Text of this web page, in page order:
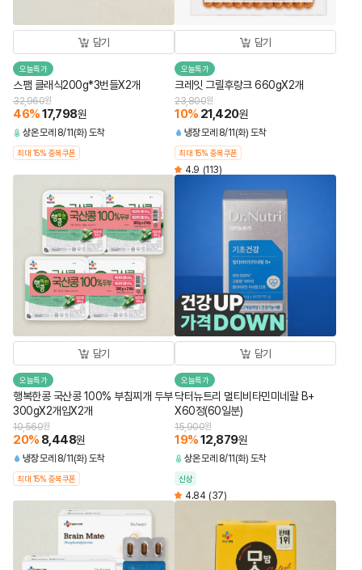
담기
오늘특가
스팸 클래식200g*3번들X2개
32,960원
46%17,798원
상온모레 8/11(화) 도착
최대 15% 중복쿠폰
담기
오늘특가
크레잇 그릴후랑크 660gX2개
23,800원
10% 21,420원
냉장모레 8/11(화) 도착
최대 15% 중복쿠폰
4.9 (113)
담기
오늘특가
행복한콩 국산콩 100% 부침찌개 두부
300gX2개입X2개
10,560원
20% 8,448원
냉장모레 8/11(화) 도착
최대 15% 중복쿠폰
담기
오늘특가
닥터뉴트리 멀티비타민미네랄 B+
X60정(60일분)
15,900원
19%12,879원
상온모레 8/11(화) 도착
신상
4.84 (37)